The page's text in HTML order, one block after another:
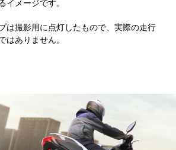
イメージです。
は撮影用に点灯したもので、実際の走行
はありません。